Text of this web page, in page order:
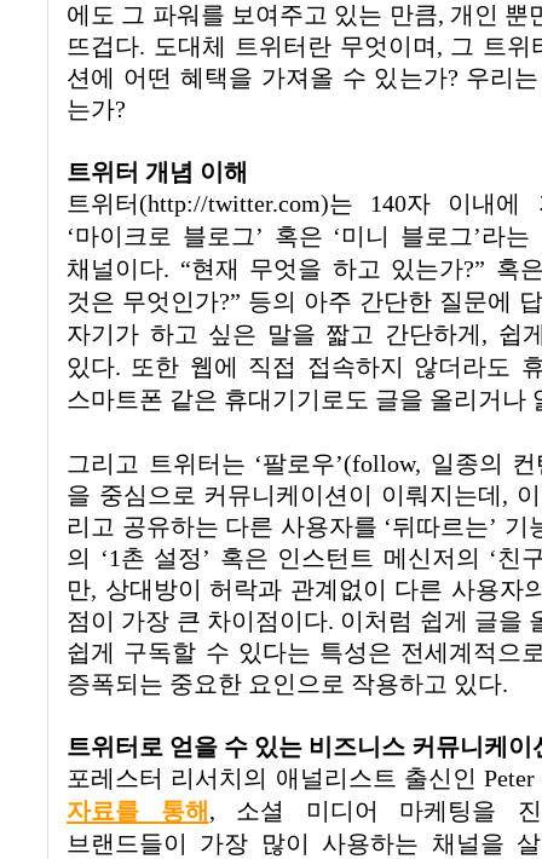
에도 그 파워를 보여주고 있는 만큼, 개인 뿐
뜨겁다. 도대체 트위터란 무엇이며 , 그 트위
션에 어떤 혜택을 가져올 수 있는가? 우리
는가?
트위터 개념 이해
트위터(http://twitter.com)는 140자 이내에
‘마이크로 블로그’ 혹은 ‘미니 블로그’라는
채널이다. “현재 무엇을 하고 있는가?” 혹
것은 무엇인가?” 등의 아주 간단한 질문에
자기가 하고 싶은 말을 짧고 간단하게 , 쉽
있다. 또한 웹에 직접 접속하지 않더라도
스마트폰 같은 휴대기기로도 글을 올리거나
그리고 트위터는 ‘팔로우’(follow, 일종의
을 중심으로 커뮤니케이션이 이뤄지는데 ,
리고 공유하는 다른 사용자를 ‘뒤따르는’ 기
의
‘1촌 설정’ 혹은 인스턴트 메신저의 ‘친
만, 상대방이 허락과 관계없이 다른 사용자
점이 가장 큰 차이점이다. 이처럼 쉽게 글을
쉽게 구독할 수 있다는 특성은 전세계적으
증폭되는 중요한 요인으로 작용하고 있다.
트위터로 얻을 수 있는 비즈니스 커뮤니케이
포레스터 리서치의 애널리스트 출신인
자료를 통해 ,
소셜 미디어 마케팅을 진
브랜드들이 가장 많이 사용하는 채널을